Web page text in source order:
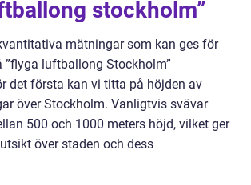
stockholm”
mätningar som kan ges för
”flyga luftballong Stockholm”
det första kan vi titta på höjden av
över Stockholm. Vanligtvis svävar
500 och 1000 meters höjd, vilket ger
över staden och dess